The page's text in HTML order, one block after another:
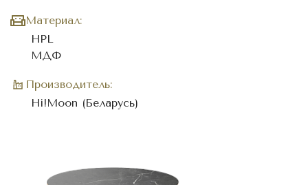
Материал:
HPL
МДФ
Производитель:
Hi!Moon (Беларусь)